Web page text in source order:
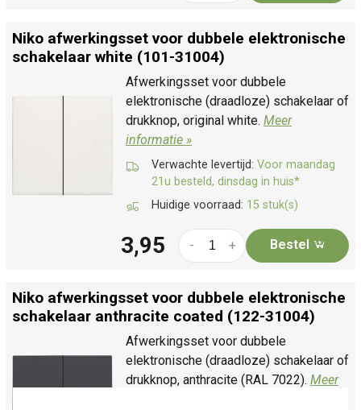
Niko afwerkingsset voor dubbele elektronische
schakelaar white (101-31004)
Afwerkingsset voor dubbele
elektronische (draadloze) schakelaar of
drukknop, original white. Meer
informatie »
Verwachte levertijd: Voor maandag
21u besteld, dinsdag in huis*
Huidige voorraad: 15 stuk(s)
3,95 +
- Bestel
Niko afwerkingsset voor dubbele elektronische
schakelaar anthracite coated (122-31004)
Afwerkingsset voor dubbele
elektronische (draadloze) schakelaar of
drukknop, anthracite (RAL 7022). Meer